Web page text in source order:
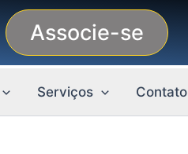
Associe-se
Serviços Contato